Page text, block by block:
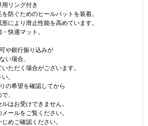
リング付き
防ぐためのヒールパットを装着。
により滑止性能を高めています。
快適マット。
や銀行振り込みが
い場合、
ただく場合がございます。
。
の希望を確認してから
、
はお受けできません。
ールをご覧ください。
めご確認ください。